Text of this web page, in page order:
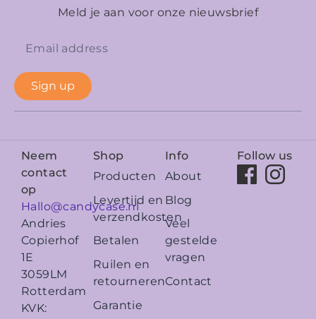
Meld je aan voor onze nieuwsbrief
Sign up
Neem
contact
op
Hallo@candycase.nl
Andries
Copierhof
1E
3059LM
Rotterdam
KVK:
Shop
Producten
Levertijd en
verzendkosten
Betalen
Ruilen en
retourneren
Garantie
Info
About
Blog
Veel
gestelde
vragen
Contact
Follow us